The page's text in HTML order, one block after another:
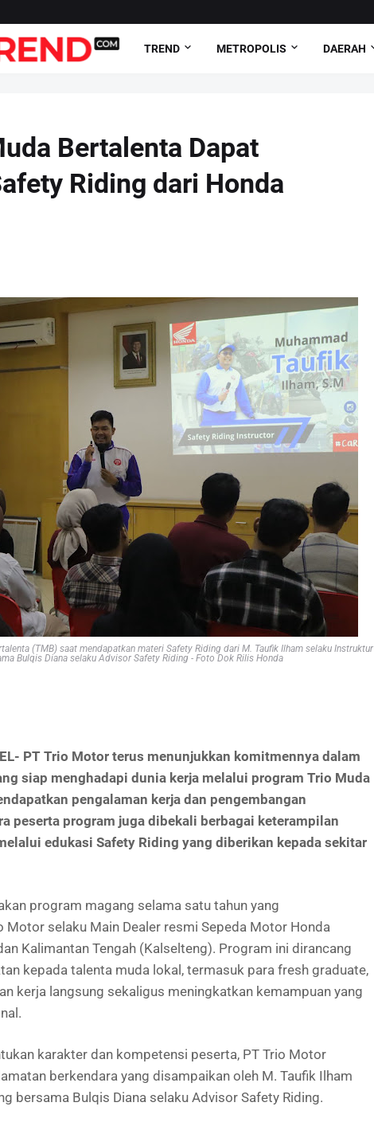
TREND METROPOLIS DAERAH
Bertalenta Dapat
Riding dari Honda
(TMB) saat mendapatkan materi Safety Riding dari M. Taufik Ilham selaku Instruktur
Bulqis Diana selaku Advisor Safety Riding - Foto Dok Rilis Honda
PT Trio Motor terus menunjukkan komitmennya dalam
siap menghadapi dunia kerja melalui program Trio Muda
pengalaman kerja dan pengembangan
peserta program juga dibekali berbagai keterampilan
edukasi Safety Riding yang diberikan kepada sekitar
program magang selama satu tahun yang
Motor selaku Main Dealer resmi Sepeda Motor Honda
Kalimantan Tengah (Kalselteng). Program ini dirancang
kepada talenta muda lokal, termasuk para fresh graduate,
kerja langsung sekaligus meningkatkan kemampuan yang
karakter dan kompetensi peserta, PT Trio Motor
berkendara yang disampaikan oleh M. Taufik Ilham
bersama Bulqis Diana selaku Advisor Safety Riding.